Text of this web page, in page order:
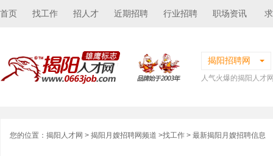
首页 找工作 招人才 近期招聘 行业招聘 职场资讯
揭阳招聘网
人气火爆的揭阳人才
您的位置： 揭阳人才网 > 揭阳月嫂招聘网频道 >找工作 > 最新揭阳月嫂招聘信息